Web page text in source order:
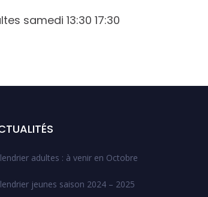
samedi 13:30 17:30
adultes : à venir en Octobre
jeunes saison 2024 – 2025